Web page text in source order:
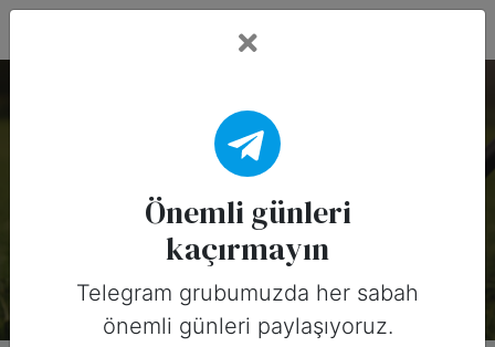
Önemli Günler: Spor
Dalları
Bu koleksiyonda 21 özel gün var.
Önemli günleri
kaçırmayın
Telegram grubumuzda her sabah
önemli günleri paylaşıyoruz.